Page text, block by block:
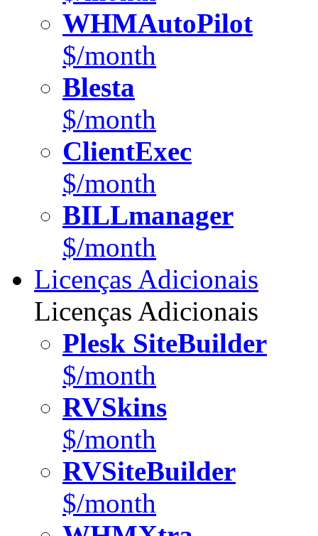
WHMAutoPilot
$/month
Blesta
$/month
ClientExec
$/month
BILLmanager
$/month
Licenças Adicionais
Licenças Adicionais
Plesk SiteBuilder
$/month
RVSkins
$/month
RVSiteBuilder
$/month